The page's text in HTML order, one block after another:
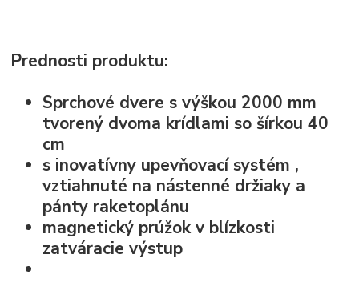
Prednosti produktu:
Sprchové dvere s výškou 2000 mm
tvorený dvoma krídlami so šírkou 40
cm
s inovatívny upevňovací systém ,
vztiahnuté na nástenné držiaky a
pánty raketoplánu
magnetický prúžok v blízkosti
zatváracie výstup